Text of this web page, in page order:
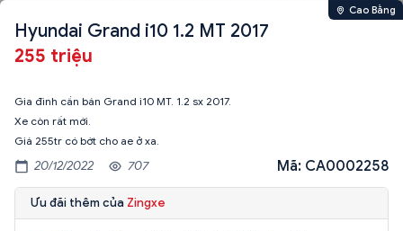
Cao Bằng
Hyundai Grand i10 1.2 MT 2017
255 triệu
Gia đình cần bán Grand i10 MT. 1.2 sx 2017.
Xe còn rất mới.
Giá 255tr có bớt cho ae ở xa.
20/12/2022 707 Mã: CA0002258
Ưu đãi thêm của Zingxe